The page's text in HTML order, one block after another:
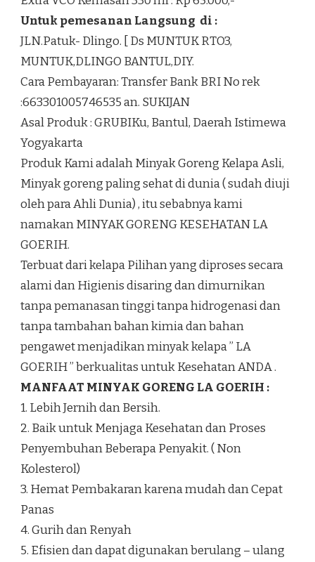
Untuk pemesanan Langsung di :
JLN.Patuk- Dlingo. [ Ds MUNTUK RTO3,
MUNTUK,DLINGO BANTUL,DIY.
Cara Pembayaran: Transfer Bank BRI No rek
:663301005746535 an. SUKIJAN
Asal Produk : GRUBIKu, Bantul, Daerah Istimewa
Yogyakarta
Produk Kami adalah Minyak Goreng Kelapa Asli,
Minyak goreng paling sehat di dunia ( sudah diuji
oleh para Ahli Dunia) , itu sebabnya kami
namakan MINYAK GORENG KESEHATAN LA
GOERIH.
Terbuat dari kelapa Pilihan yang diproses secara
alami dan Higienis disaring dan dimurnikan
tanpa pemanasan tinggi tanpa hidrogenasi dan
tanpa tambahan bahan kimia dan bahan
pengawet menjadikan minyak kelapa ” LA
GOERIH ” berkualitas untuk Kesehatan ANDA .
MANFAAT MINYAK GORENG LA GOERIH :
1. Lebih Jernih dan Bersih.
2. Baik untuk Menjaga Kesehatan dan Proses
Penyembuhan Beberapa Penyakit. ( Non
Kolesterol)
3. Hemat Pembakaran karena mudah dan Cepat
Panas
4. Gurih dan Renyah
5. Efisien dan dapat digunakan berulang – ulang